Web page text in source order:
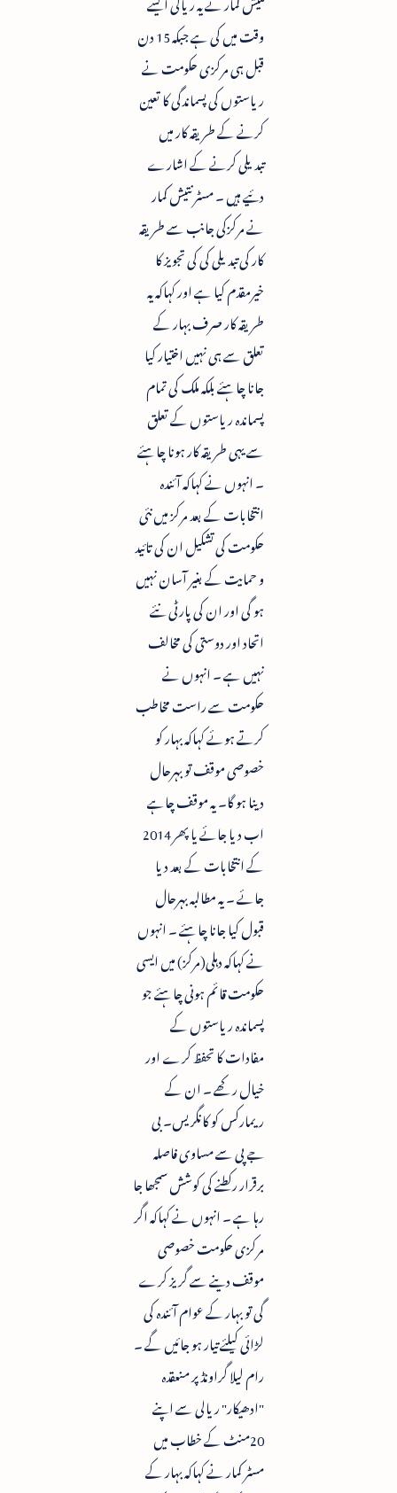
وقت میں کی ہے جبکہ 15 دن
قبل ہی مرکزی حکومت نے
ریاستوں کی پسماندگی کا تعین
کرنے کے طریقہ کار میں
تبدیلی کرنے کے اشارے
دئیے ہیں ۔ مسٹر نتیش کمار
نے مرکزکی جانب سے طریقہ
کار کی تبدیلی کی کی تجویز کا
خیرمقدم کیا ہے اور کہاکہ یہ
طریقہ کار صرف بہار کے
تعلق سے ہی نہیں اختیار کیا
جانا چاہئے بلکہ ملک کی تمام
پسماندہ ریاستوں کے تعلق
سے یہی طریقہ کار ہونا چاہئے
۔ انہوں نے کہاکہ آئندہ
انتخابات کے بعد مرکز میں نئی
حکومت کی تشکیل ان کی تائید
و حمایت کے بغیر آسان نہیں
ہو گی اور ان کی پارٹی نئے
اتحاد اور دوستی کی مخالف
نہیں ہے ۔ انہوں نے
حکومت سے راست مخاطب
کرتے ہوئے کہاکہ بہار کو
خصوصی موقف تو بہرحال
دینا ہو گا۔ یہ موقف چاہے
اب دیا جائے یا پھر 2014
کے انتخابات کے بعد دیا
جائے ۔ یہ مطالبہ بہرحال
قبول کیا جانا چاہئے ۔ انہوں
نے کہاکہ دہلی(مرکز) میں ایسی
حکومت قائم ہونی چاہئے جو
پسماندہ ریاستوں کے
مفادات کا تحفظ کرے اور
خیال رکھے ۔ ان کے
ریمارکس کو کانگریس۔ بی
جے پی سے مساوی فاصلہ
برقرار رکطنے کی کوشش سمجھا جا
رہا ہے ۔ انہوں نے کہاکہ اگر
مرکزی حکومت خصوصی
موقف دینے سے گریز کرے
گی تو بہار کے عوام آئندہ کی
لڑائی کیلئے تیار ہو جائیں گے ۔
رام لیلا گراونڈ پر منعقدہ
"ادھیکار" ریالی سے اپنے
20منٹ کے خطاب میں
مسٹر کمار نے کہاکہ بہار کے